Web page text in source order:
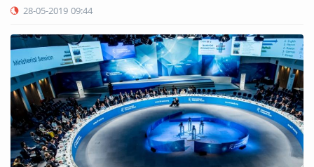
28-05-2019 09:44